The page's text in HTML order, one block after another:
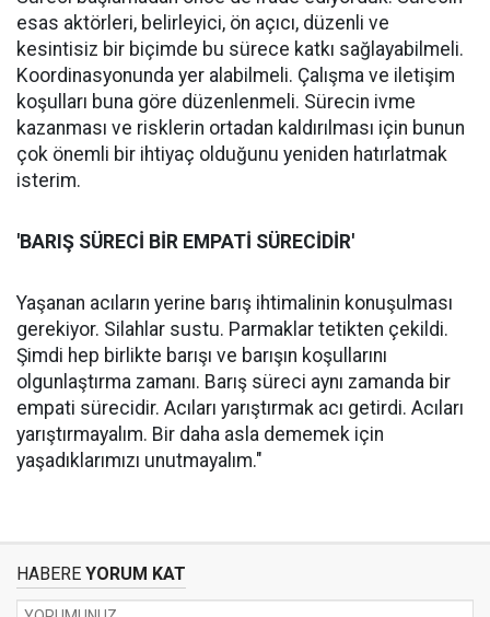
esas aktörleri, belirleyici, ön açıcı, düzenli ve
kesintisiz bir biçimde bu sürece katkı sağlayabilmeli.
Koordinasyonunda yer alabilmeli. Çalışma ve iletişim
koşulları buna göre düzenlenmeli. Sürecin ivme
kazanması ve risklerin ortadan kaldırılması için bunun
çok önemli bir ihtiyaç olduğunu yeniden hatırlatmak
isterim.
'BARIŞ SÜRECİ BİR EMPATİ SÜRECİDİR'
Yaşanan acıların yerine barış ihtimalinin konuşulması
gerekiyor. Silahlar sustu. Parmaklar tetikten çekildi.
Şimdi hep birlikte barışı ve barışın koşullarını
olgunlaştırma zamanı. Barış süreci aynı zamanda bir
empati sürecidir. Acıları yarıştırmak acı getirdi. Acıları
yarıştırmayalım. Bir daha asla dememek için
yaşadıklarımızı unutmayalım."
HABERE YORUM KAT